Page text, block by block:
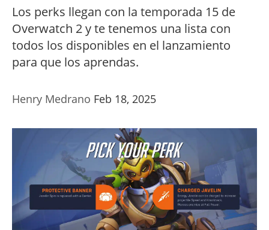
Los perks llegan con la temporada 15 de
Overwatch 2 y te tenemos una lista con
todos los disponibles en el lanzamiento
para que los aprendas.
Henry Medrano Feb 18, 2025